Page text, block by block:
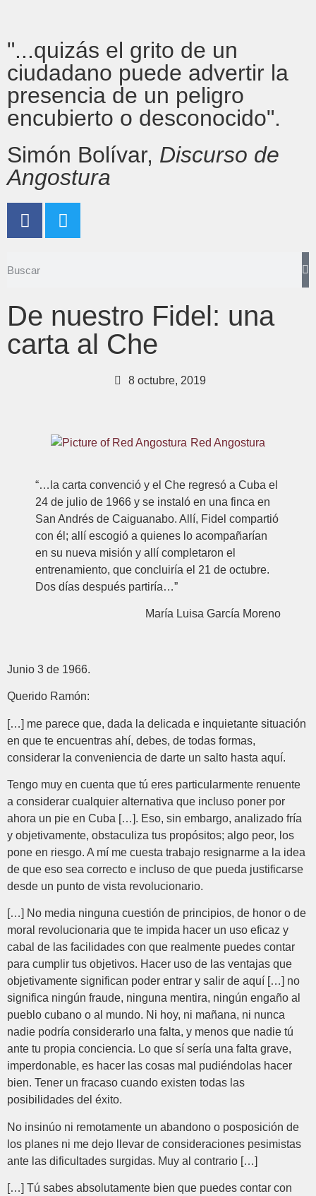
"...quizás el grito de un
ciudadano puede advertir la
presencia de un peligro
encubierto o desconocido".
Simón Bolívar, Discurso de
Angostura
De nuestro Fidel: una
carta al Che
8 octubre, 2019
Red Angostura
“…la carta convenció y el Che regresó a Cuba el
24 de julio de 1966 y se instaló en una finca en
San Andrés de Caiguanabo. Allí, Fidel compartió
con él; allí escogió a quienes lo acompañarían
en su nueva misión y allí completaron el
entrenamiento, que concluiría el 21 de octubre.
Dos días después partiría…”
María Luisa García Moreno
Junio 3 de 1966.
Querido Ramón:
[…] me parece que, dada la delicada e inquietante situación
en que te encuentras ahí, debes, de todas formas,
considerar la conveniencia de darte un salto hasta aquí.
Tengo muy en cuenta que tú eres particularmente renuente
a considerar cualquier alternativa que incluso poner por
ahora un pie en Cuba […]. Eso, sin embargo, analizado fría
y objetivamente, obstaculiza tus propósitos; algo peor, los
pone en riesgo. A mí me cuesta trabajo resignarme a la idea
de que eso sea correcto e incluso de que pueda justificarse
desde un punto de vista revolucionario.
[…] No media ninguna cuestión de principios, de honor o de
moral revolucionaria que te impida hacer un uso eficaz y
cabal de las facilidades con que realmente puedes contar
para cumplir tus objetivos. Hacer uso de las ventajas que
objetivamente significan poder entrar y salir de aquí […] no
significa ningún fraude, ninguna mentira, ningún engaño al
pueblo cubano o al mundo. Ni hoy, ni mañana, ni nunca
nadie podría considerarlo una falta, y menos que nadie tú
ante tu propia conciencia. Lo que sí sería una falta grave,
imperdonable, es hacer las cosas mal pudiéndolas hacer
bien. Tener un fracaso cuando existen todas las
posibilidades del éxito.
No insinúo ni remotamente un abandono o posposición de
los planes ni me dejo llevar de consideraciones pesimistas
ante las dificultades surgidas. Muy al contrario […]
[…] Tú sabes absolutamente bien que puedes contar con